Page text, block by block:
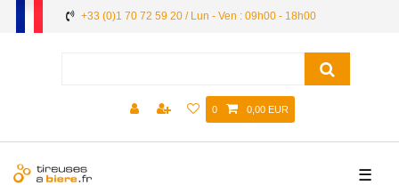
+33 (0)1 70 72 59 20 / Lun - Ven : 09h00 - 18h00
0 0,00 EUR
☰